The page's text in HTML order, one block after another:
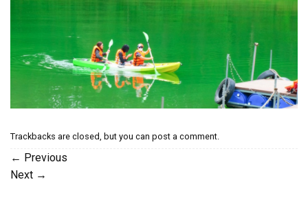
Trackbacks are closed, but you can post a comment
← Previous
Next →